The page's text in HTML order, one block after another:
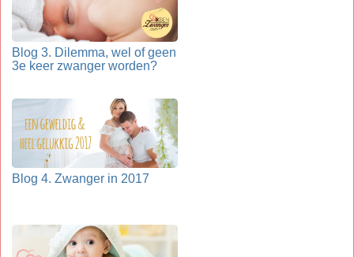
Blog 3. Dilemma, wel of geen
3e keer zwanger worden?
Blog 4. Zwanger in 2017